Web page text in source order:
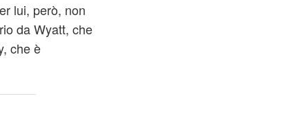
lui, però, non
da Wyatt, che
che è